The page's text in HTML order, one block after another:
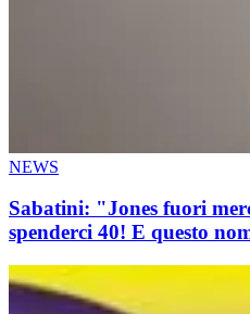
NEWS
Sabatini: "Jones fuori
spenderci 40! E questo